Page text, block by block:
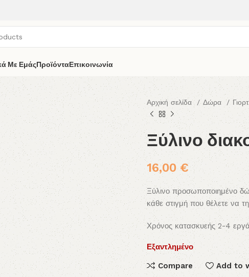
Με ΕμάςΠροϊόνταΕπικοινωνία
Αρχική σελίδα Δώρα
Ξύλινο
16,00€
Ξύλινο προσωποποιημένο
κάθε στιγμή που θέλετε να
Χρόνος κατασκυεής 2-4
Εξαντλημένο
Compare Add to